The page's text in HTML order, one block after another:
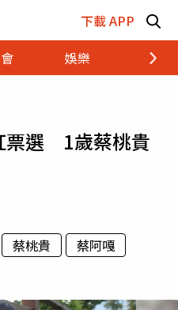
下載 APP
娛樂 財經
票選 1歲蔡桃貴
蔡桃貴
蔡阿嘎